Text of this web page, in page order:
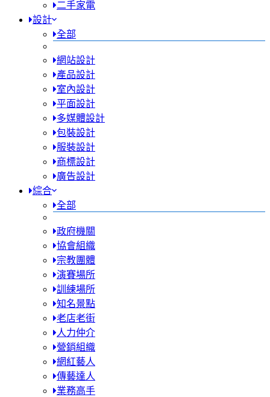
二手家電
設計
全部
網站設計
產品設計
室內設計
平面設計
多媒體設計
包裝設計
服裝設計
商標設計
廣告設計
綜合
全部
政府機關
協會組織
宗教團體
演賽場所
訓練場所
知名景點
老店老街
人力仲介
營銷組織
網紅藝人
傳藝達人
業務高手